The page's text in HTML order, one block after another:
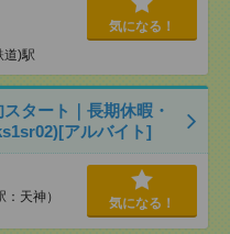
道)駅
気になる！
タート｜長期休暇・
アルバイト]
天神） 気になる！